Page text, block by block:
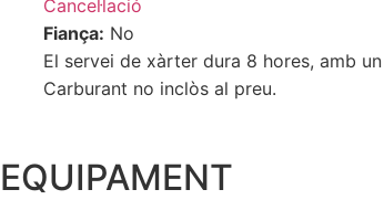
Cancel·lació
Fiança: No
El servei de xàrter dura 8 hores, amb
Carburant no inclòs al preu.
EQUIPAMENT